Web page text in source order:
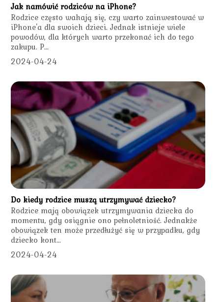
Jak namówić rodziców na iPhone?
Rodzice często wahają się, czy warto zainwestować w
iPhone'a dla swoich dzieci. Jednak istnieje wiele
powodów, dla których warto przekonać ich do tego
zakupu. P...
2024-04-24
Do kiedy rodzice muszą utrzymywać dziecko?
Rodzice mają obowiązek utrzymywania dziecka do
momentu, gdy osiągnie ono pełnoletniość. Jednakże
obowiązek ten może przedłużyć się w przypadku, gdy
dziecko kont...
2024-04-24